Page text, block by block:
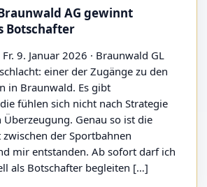
AG gewinnt
Botschafter
Fr. 9. Januar 2026 · Braunwald GL
einer der Zugänge zu den
in Braunwald. Es gibt
fühlen sich nicht nach Strategie
Genau so ist die
der Sportbahnen
mir entstanden. Ab sofort darf ich
als Botschafter begleiten […]